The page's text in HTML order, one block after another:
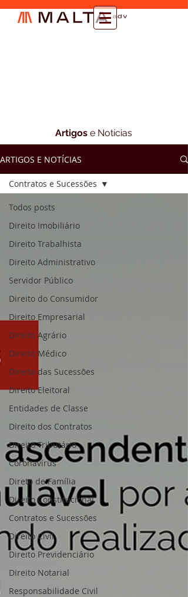
Artigos e Notícias
ARTIGOS E NOTÍCIAS
Todos posts
Direito Imobiliário
Direito Trabalhista
Direito Administrativo
Servidor Público
Direito do Consumidor
Direito Empresarial
Direito Agrário
Direito Médico
Direito das Sucessões
Direito Eleitoral
Entidades de Classe
Direito dos Contratos
Direito Tributário
Coronavírus
Direto de Família
Direito Constitucional
Contratos e Sucessões
Direito Civil
Direito Previdenciário
Direito Notarial
Responsabilidade Civil
Contratos e Sucessões